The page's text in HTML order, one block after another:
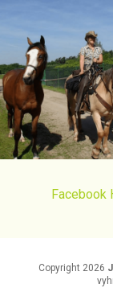
Facebook
Copyright 2026